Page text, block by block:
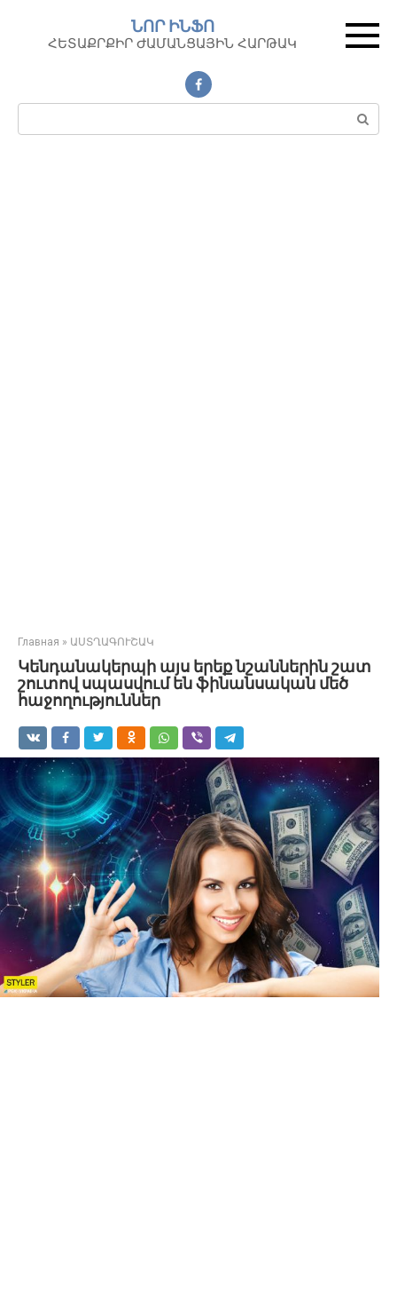
контенту
ՆՈՐ ԻՆՖՈ
ՀԵՏԱՔՐՔԻՐ ԺԱՄԱՆՑԱՅԻՆ ՀԱՐԹԱԿ
Поиск:
Главная » ԱՍՏՂԱԳՈՒՇԱԿ
Կենդանակերպի այս երեք նշաններին շատ
շուտով սպասվում են ֆինանսական մեծ
հաջողություններ